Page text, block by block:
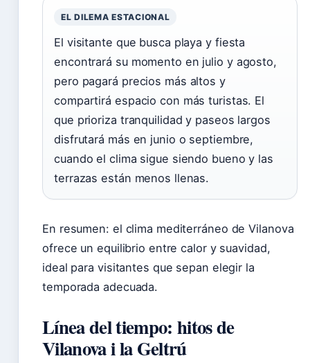
EL DILEMA ESTACIONAL
El visitante que busca playa y fiesta
encontrará su momento en julio y agosto,
pero pagará precios más altos y
compartirá espacio con más turistas. El
que prioriza tranquilidad y paseos largos
disfrutará más en junio o septiembre,
cuando el clima sigue siendo bueno y las
terrazas están menos llenas.
En resumen: el clima mediterráneo de Vilanova
ofrece un equilibrio entre calor y suavidad,
ideal para visitantes que sepan elegir la
temporada adecuada.
Línea del tiempo: hitos de
Vilanova i la Geltrú